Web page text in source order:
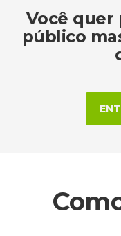
Você quer
público